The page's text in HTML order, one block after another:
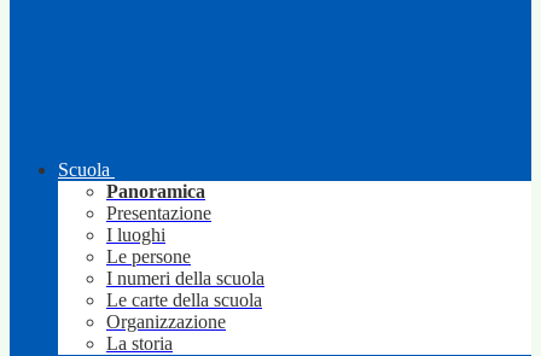
Scuola
Panoramica
Presentazione
I luoghi
Le persone
I numeri della scuola
Le carte della scuola
Organizzazione
La storia